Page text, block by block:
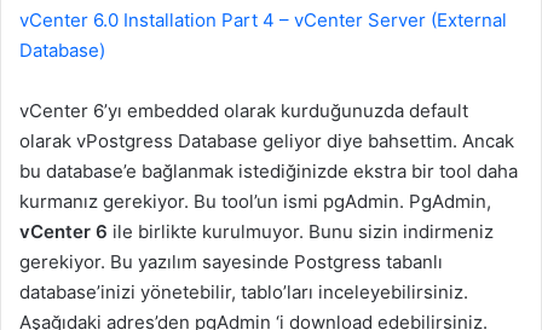
vCenter 6.0 Installation Part 4 – vCenter Server (External
Database)
vCenter 6’yı embedded olarak kurduğunuzda default
olarak vPostgress Database geliyor diye bahsettim. Ancak
bu database’e bağlanmak istediğinizde ekstra bir tool daha
kurmanız gerekiyor. Bu tool’un ismi pgAdmin. PgAdmin,
vCenter 6 ile birlikte kurulmuyor. Bunu sizin indirmeniz
gerekiyor. Bu yazılım sayesinde Postgress tabanlı
database’inizi yönetebilir, tablo’ları inceleyebilirsiniz.
Aşağıdaki adres’den pgAdmin ‘i download edebilirsiniz.